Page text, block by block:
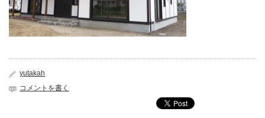
yutakah
コメントを書く